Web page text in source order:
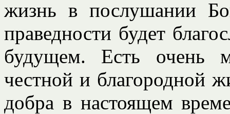
жизнь в послушании
праведности будет
будущем. Есть очень
честной и благородной
добра в настоящем